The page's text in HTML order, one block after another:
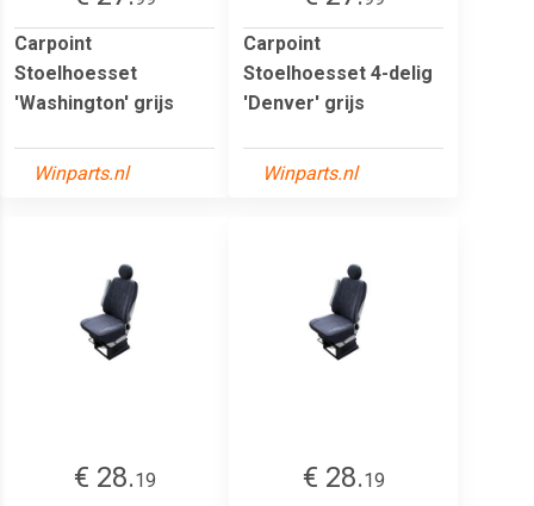
Carpoint
Stoelhoesset
'Washington' grijs
Winparts.nl
Carpoint
Stoelhoesset 4-delig
'Denver' grijs
Winparts.nl
€ 28.19
€ 28.19